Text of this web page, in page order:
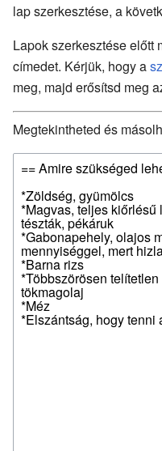
lap szerkesztése, a
Lapok szerkesztése előtt
címedet. Kérjük, hogy a
meg, majd erősítsd meg
Megtekintheted és